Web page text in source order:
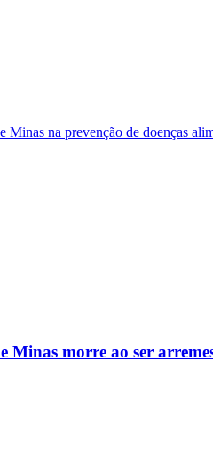
Minas na prevenção de doenças
morre ao ser